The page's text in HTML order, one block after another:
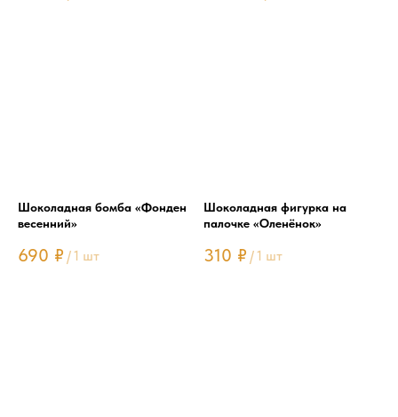
Шоколадная бомба «Фонден
весенний»
690 ₽ /1 шт
Шоколадная фигурка на
палочке «Оленёнок»
310 ₽ /1 шт